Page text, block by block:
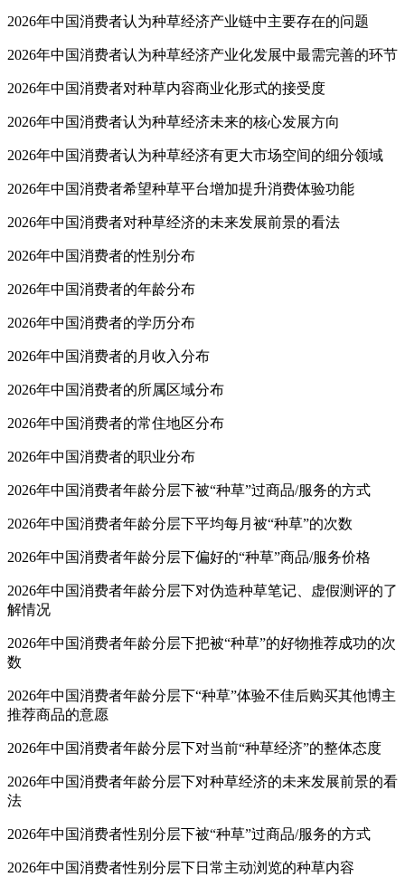
2026年中国消费者认为种草经济产业链中主要存在的问题
2026年中国消费者认为种草经济产业化发展中最需完善的环节
2026年中国消费者对种草内容商业化形式的接受度
2026年中国消费者认为种草经济未来的核心发展方向
2026年中国消费者认为种草经济有更大市场空间的细分领域
2026年中国消费者希望种草平台增加提升消费体验功能
2026年中国消费者对种草经济的未来发展前景的看法
2026年中国消费者的性别分布
2026年中国消费者的年龄分布
2026年中国消费者的学历分布
2026年中国消费者的月收入分布
2026年中国消费者的所属区域分布
2026年中国消费者的常住地区分布
2026年中国消费者的职业分布
2026年中国消费者年龄分层下被“种草”过商品/服务的方式
2026年中国消费者年龄分层下平均每月被“种草”的次数
2026年中国消费者年龄分层下偏好的“种草”商品/服务价格
2026年中国消费者年龄分层下对伪造种草笔记、虚假测评的了
解情况
2026年中国消费者年龄分层下把被“种草”的好物推荐成功的次
数
2026年中国消费者年龄分层下“种草”体验不佳后购买其他博主
推荐商品的意愿
2026年中国消费者年龄分层下对当前“种草经济”的整体态度
2026年中国消费者年龄分层下对种草经济的未来发展前景的看
法
2026年中国消费者性别分层下被“种草”过商品/服务的方式
2026年中国消费者性别分层下日常主动浏览的种草内容